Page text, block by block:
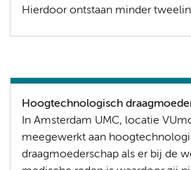
Hierdoor ontstaan minder
Hoogtechnologisch
In Amsterdam UMC, locatie
meegewerkt aan
draagmoederschap als er bij de